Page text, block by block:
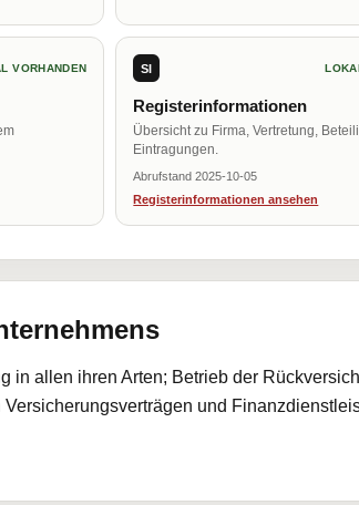
VORHANDEN SI
Registerinformationen
Übersicht zu Firma, Vertretung,
Eintragungen.
Abrufstand 2025-10-05
Registerinformationen ansehen
in allen ihren Arten; Betrieb der
Versicherungsverträgen und